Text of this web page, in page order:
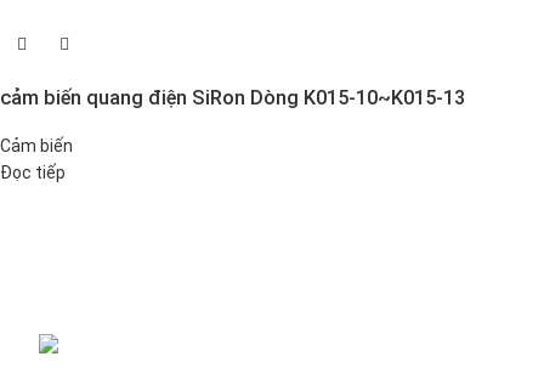
cảm biến quang điện SiRon Dòng K015-10~K015-13
Cảm biến
Đọc tiếp